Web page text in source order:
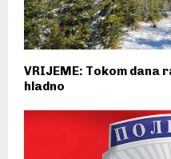
VRIJEME: Tokom dana
hladno